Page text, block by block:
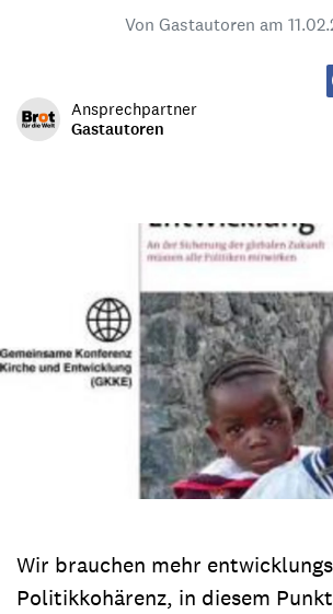
Von Gastautoren am
Ansprechpartner
Gastautoren
Wir brauchen mehr
Politikkohärenz, in diesem